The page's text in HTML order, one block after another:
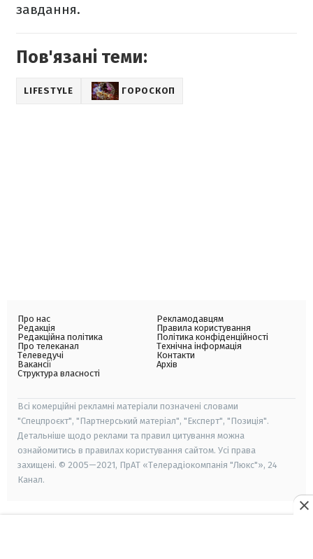
завдання.
Пов'язані теми:
LIFESTYLE ГОРОСКОП
Про нас
Редакція
Редакційна політика
Про телеканал
Телеведучі
Вакансії
Структура власності
Рекламодавцям
Правила користування
Політика конфіденційності
Технічна інформація
Контакти
Архів
Всі комерційні рекламні матеріали позначені словами
"Спецпроєкт", "Партнерський матеріал", "Експерт", "Позиція".
Детальніше щодо реклами та правил цитування можна
ознайомитись в правилах користування сайтом. Усі права
захищені. © 2005—2021, ПрАТ «Телерадіокомпанія "Люкс"», 24
Канал.